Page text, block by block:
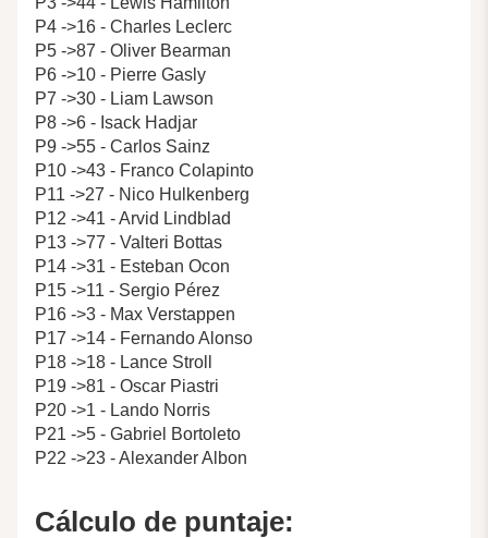
P4 ->16 - Charles Leclerc
P5 ->87 - Oliver Bearman
P6 ->10 - Pierre Gasly
P7 ->30 - Liam Lawson
P8 ->6 - Isack Hadjar
P9 ->55 - Carlos Sainz
P10 ->43 - Franco Colapinto
P11 ->27 - Nico Hulkenberg
P12 ->41 - Arvid Lindblad
P13 ->77 - Valteri Bottas
P14 ->31 - Esteban Ocon
P15 ->11 - Sergio Pérez
P16 ->3 - Max Verstappen
P17 ->14 - Fernando Alonso
P18 ->18 - Lance Stroll
P19 ->81 - Oscar Piastri
P20 ->1 - Lando Norris
P21 ->5 - Gabriel Bortoleto
P22 ->23 - Alexander Albon
Cálculo de puntaje: